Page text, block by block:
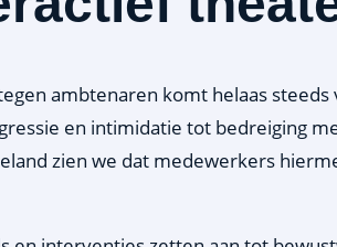
ambtenaren komt helaas steeds
en intimidatie tot bedreiging
zien we dat medewerkers